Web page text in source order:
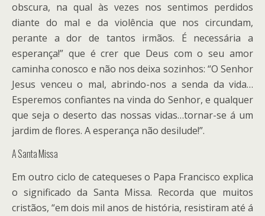
obscura, na qual às vezes nos sentimos perdidos
diante do mal e da violência que nos circundam,
perante a dor de tantos irmãos. É necessária a
esperança!” que é crer que Deus com o seu amor
caminha conosco e não nos deixa sozinhos: “O Senhor
Jesus venceu o mal, abrindo-nos a senda da vida…
Esperemos confiantes na vinda do Senhor, e qualquer
que seja o deserto das nossas vidas…tornar-se á um
jardim de flores. A esperança não desilude!”.
A Santa Missa
Em outro ciclo de catequeses o Papa Francisco explica
o significado da Santa Missa. Recorda que muitos
cristãos, “em dois mil anos de história, resistiram até á